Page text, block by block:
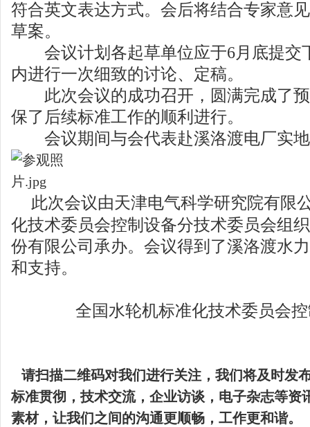
符合英文表达方式。会后将结合专家意
草案。
会议计划各起草单位应于6月底提交
内进行一次细致的讨论、定稿。
此次会议的成功召开，圆满完成了预
保了后续标准工作的顺利进行。
会议期间与会代表赴溪洛渡电厂实地
此次会议由天津电气科学研究院有限
化技术委员会控制设备分技术委员会组
份有限公司承办。会议得到了溪洛渡水
和支持。
全国水轮机标准化技术委员会控
请扫描二维码对我们进行关注，我们将及时发
标准贯彻，技术交流，企业访谈，电子杂志等资
素材，让我们之间的沟通更顺畅，工作更和谐。